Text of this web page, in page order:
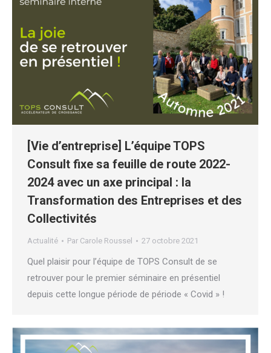
[Vie d’entreprise] L’équipe TOPS
Consult fixe sa feuille de route 2022-
2024 avec un axe principal : la
Transformation des Entreprises et des
Collectivités
Actualité Par Carole Roussel 27 octobre 2021
Quel plaisir pour l’équipe de TOPS Consult de se
retrouver pour le premier séminaire en présentiel
depuis cette longue période de période « Covid » !